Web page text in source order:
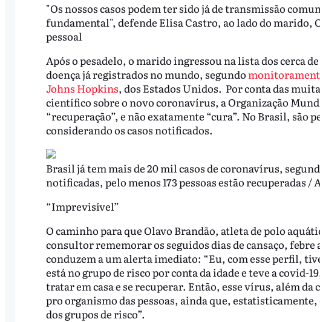
"Os nossos casos podem ter sido já de transmissão
fundamental", defende Elisa Castro, ao lado do
pessoal
Após o pesadelo, o marido ingressou na lista dos cerca
doença já registrados no mundo, segundo
Johns Hopkins, dos Estados Unidos. Por conta das
científico sobre o novo coronavírus, a Organização
“recuperação”, e não exatamente “cura”. No Brasil, são
considerando os casos notificados.
Brasil já tem mais de 20 mil casos de coronavírus,
notificadas, pelo menos 173 pessoas estão recuperadas /
“Imprevisível”
O caminho para que Olavo Brandão, atleta de polo
consultor rememorar os seguidos dias de cansaço, febre
conduzem a um alerta imediato: “Eu, com esse perfil,
está no grupo de risco por conta da idade e teve a covid-
tratar em casa e se recuperar. Então, esse vírus, além
pro organismo das pessoas, ainda que,
dos grupos de risco”.